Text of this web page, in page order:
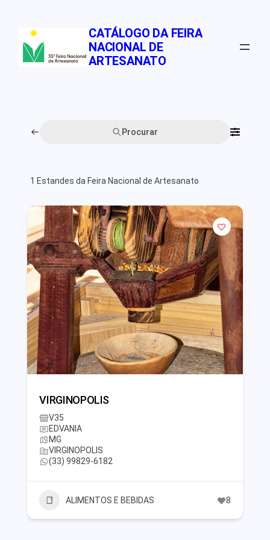
conteúdo
CATÁLOGO DA FEIRA
NACIONAL DE
ARTESANATO
Procurar
1 Estandes da Feira Nacional de Artesanato
VIRGINOPOLIS
V35
EDVANIA
MG
VIRGINOPOLIS
(33) 99829-6182
ALIMENTOS E BEBIDAS 8